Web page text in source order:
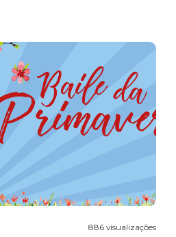
886 visualizações